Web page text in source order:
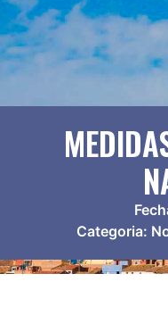
Categoria: